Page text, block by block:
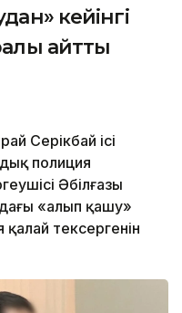
кейінгі
айтты
Серікбай ісі
полиция
Әбілғазы
«алып қашу»
тексергенін